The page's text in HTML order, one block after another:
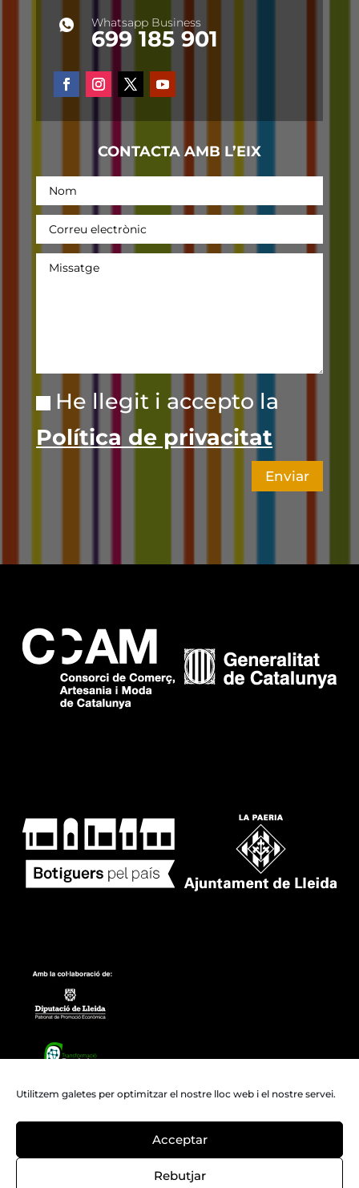
Utilitzem galetes per optimitzar el nostre lloc web i el nostre servei.
Acceptar
Rebutjar
Whatsapp Business
699 185 901
CONTACTA AMB L’EIX
He llegit i accepto la
Política de privacitat
Enviar
© 2025 Federació d’associacions de